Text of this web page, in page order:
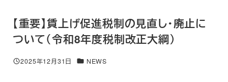
【重要】賃上げ促進税制の見直し・廃止に
ついて（令和8年度税制改正大綱）
投稿日
2025年12月31日 カテゴリー
NEWS